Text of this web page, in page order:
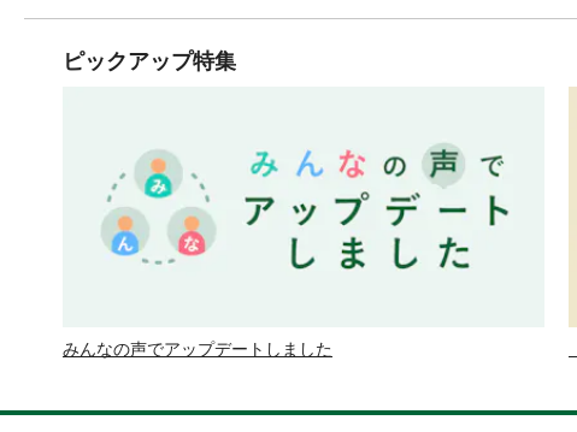
ピックアップ特集
みんなの声でアップデートしました